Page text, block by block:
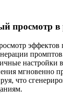
просмотр в
эффектов
настройки
мгновенно
что